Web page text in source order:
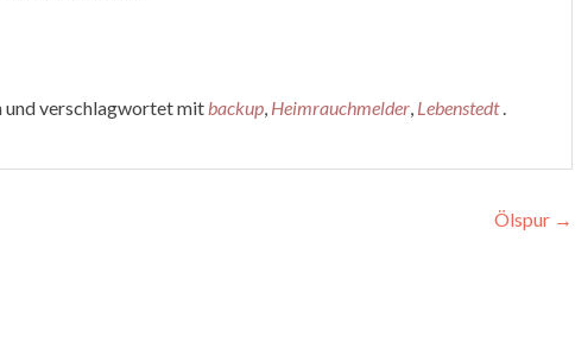
verschlagwortet mitbackup, Heimrauchmelder, Lebenstedt.
Ölspur →